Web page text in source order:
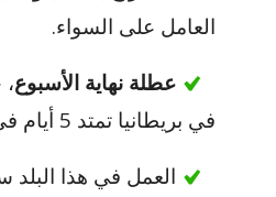
العامل على السواء.
عطلة نهاية الأسبوع
في بريطانيا تمتد 5 أيام في الأسبوع فقط.
العمل في هذا